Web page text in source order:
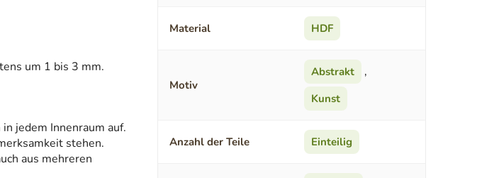
um 1 bis 3 mm.
jedem Innenraum auf.
stehen.
aus mehreren
Material HDF
Motiv
Abstrakt
,
Kunst
Anzahl der Teile Einteilig